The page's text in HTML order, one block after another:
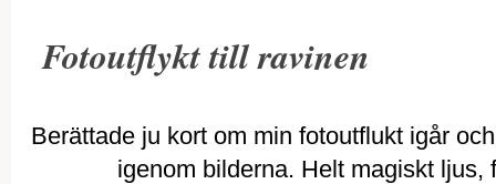
Fotoutflykt till ravinen
Berättade ju kort om min fotoutflukt igår
igenom bilderna. Helt magiskt